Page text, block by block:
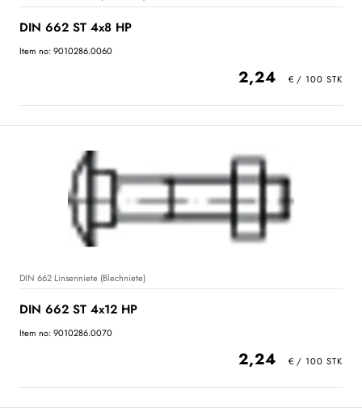
DIN 662 ST 4x8 HP
Item no: 9010286.0060
2,24
DIN 662 Linsenniete (Blechniete)
DIN 662 ST 4x12 HP
Item no: 9010286.0070
2,24